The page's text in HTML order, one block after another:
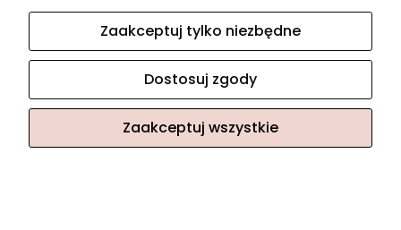
Promocje
Sklep internetowy Shoper.pl
Zaakceptuj tylko niezbędne
Dostosuj zgody
Zaakceptuj wszystkie